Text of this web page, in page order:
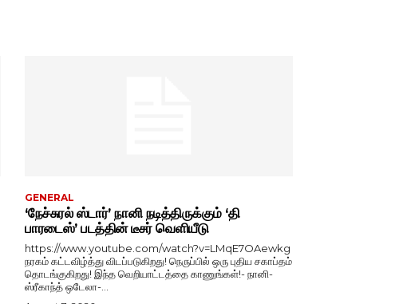
GENERAL
‘நேச்சுரல் ஸ்டார்’ நானி நடித்திருக்கும் ‘தி
பாரடைஸ்’ படத்தின் டீசர் வெளியீடு
https://www.youtube.com/watch?v=LMqE7OAewkg
நரகம் கட்டவிழ்த்து விடப்படுகிறது! நெருப்பில் ஒரு புதிய சகாப்தம்
தொடங்குகிறது! இந்த வெறியாட்டத்தை காணுங்கள்!- நானி-
ஸ்ரீகாந்த் ஒடேலா-...